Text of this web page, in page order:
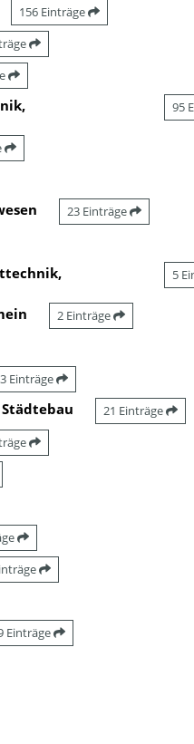
156 Einträge
95
23 Einträge
5
2 Einträge
3 Einträge
21 Einträge
Einträge